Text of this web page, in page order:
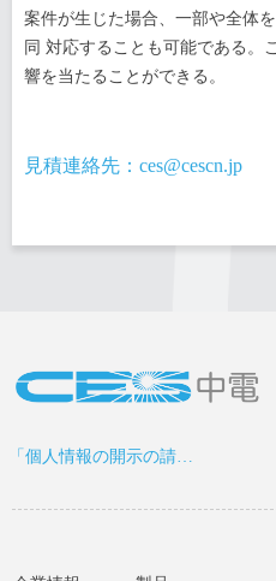
案件が生じた場合、一部や全体
同 対応することも可能である。
響を当たることができる。
見積連絡先：ces@cescn.jp
「個人情報の開示の請求書」をDOWNLOAD >